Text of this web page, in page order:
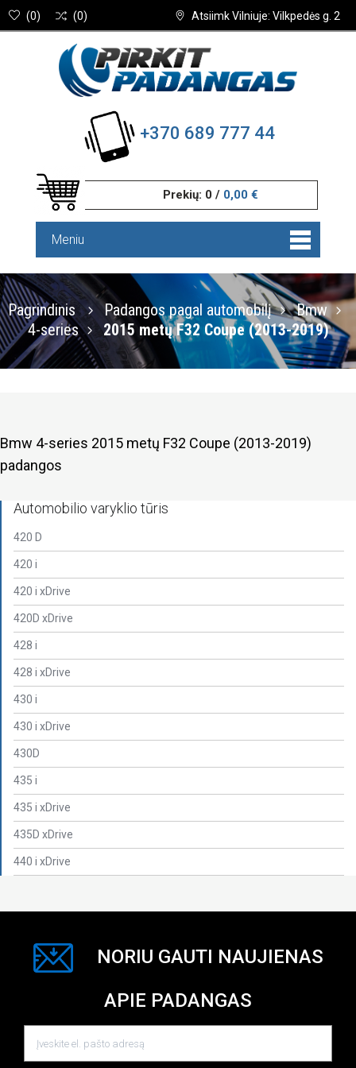
Atsiimk Vilniuje: Vilkpedės g. 2
(0) (0)
+370 689 777 44
Prekių: 0 / 0,00 €
Meniu
Pagrindinis Padangos pagal automobilį
Bmw
4-series
2015 metų F32 Coupe (2013-2019)
Bmw 4-series 2015 metų F32 Coupe (2013-2019)
padangos
Automobilio varyklio tūris
420 D
420 i
420 i xDrive
420D xDrive
428 i
428 i xDrive
430 i
430 i xDrive
430D
435 i
435 i xDrive
435D xDrive
440 i xDrive
NORIU GAUTI NAUJIENAS
APIE PADANGAS